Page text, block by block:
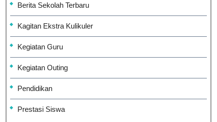
Berita Sekolah Terbaru
Kagitan Ekstra Kulikuler
Kegiatan Guru
Kegiatan Outing
Pendidikan
Prestasi Siswa